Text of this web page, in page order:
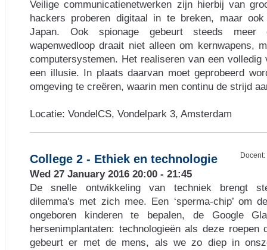
Veilige communicatienetwerken zijn hierbij van
hackers proberen digitaal in te breken, maar
Japan. Ook spionage gebeurt steeds meer
wapenwedloop draait niet alleen om kernwapens,
computersystemen. Het realiseren van een volledig
een illusie. In plaats daarvan moet geprobeerd
omgeving te creëren, waarin men continu de strijd
Locatie: VondelCS, Vondelpark 3, Amsterdam
Docent:
College 2 - Ethiek en technologie
Wed 27 January 2016 20:00 - 21:45
De snelle ontwikkeling van techniek brengt
dilemma's met zich mee. Een ‘sperma-chip’ om
ongeboren kinderen te bepalen, de Google
hersenimplantaten: technologieën als deze roepen
gebeurt er met de mens, als we zo diep in